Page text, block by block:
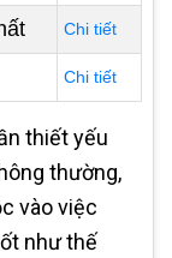
Chi tiết
Chi tiết
thiết yếu
thường,
vào việc
như thế